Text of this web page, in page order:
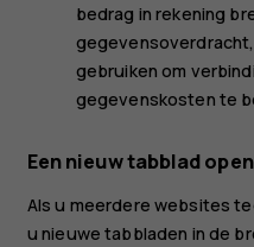
bedrag in rekening
gebruiken om
gegevenskosten te
Een nieuw tabblad
Als u meerdere websites
u nieuwe tabbladen in de